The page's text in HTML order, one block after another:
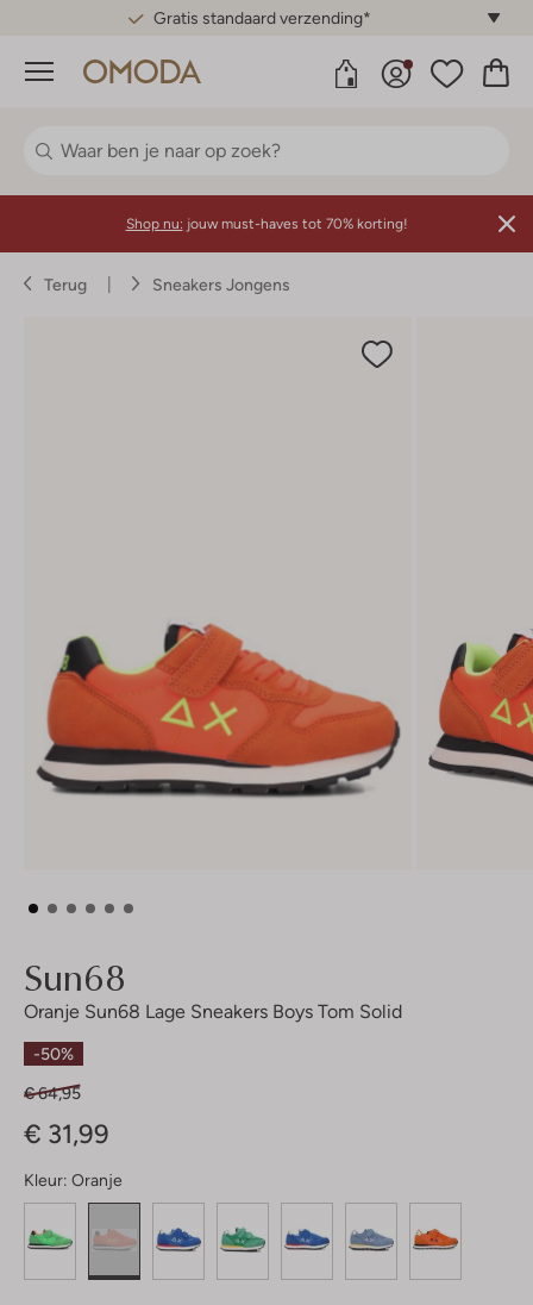
Gratis standaard verzending*
Menu
Shop nu: jouw must-haves tot 70% korting!
Terug Sneakers Jongens
Sun68
Oranje Sun68 Lage Sneakers Boys Tom Solid
-50%
€ 64,95
€ 31,99
Kleur: Oranje